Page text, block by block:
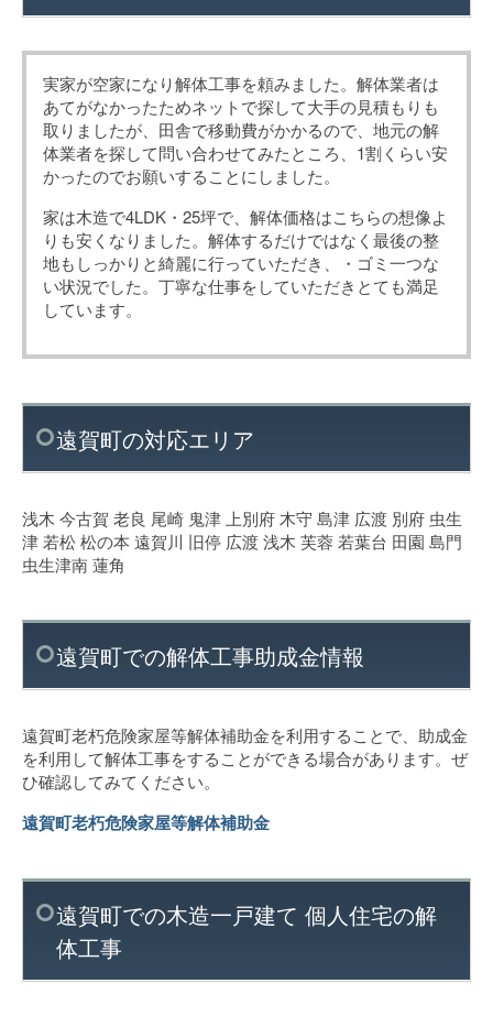
実家が空家になり解体工事を頼みました。解体業者は
あてがなかったためネットで探して大手の見積もりも
取りましたが、田舎で移動費がかかるので、地元の解
体業者を探して問い合わせてみたところ、1割くらい安
かったのでお願いすることにしました。
家は木造で4LDK・25坪で、解体価格はこちらの想像よ
りも安くなりました。解体するだけではなく最後の整
地もしっかりと綺麗に行っていただき、・ゴミ一つな
い状況でした。丁寧な仕事をしていただきとても満足
しています。
遠賀町の対応エリア
浅木 今古賀 老良 尾崎 鬼津 上別府 木守 島津 広渡 別府 虫生
津 若松 松の本 遠賀川 旧停 広渡 浅木 芙蓉 若葉台 田園 島門
虫生津南 蓮角
遠賀町での解体工事助成金情報
遠賀町老朽危険家屋等解体補助金を利用することで、助成金
を利用して解体工事をすることができる場合があります。ぜ
ひ確認してみてください。
遠賀町老朽危険家屋等解体補助金
遠賀町での木造一戸建て 個人住宅の解
体工事